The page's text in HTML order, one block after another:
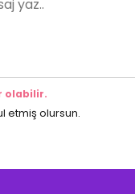
olabilir.
etmiş olursun.